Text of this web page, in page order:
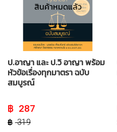
สินค้าหมดแล้ว
ป.อาญา และ ป.วิ อาญา พร้อม
หัวข้อเรื่องทุกมาตรา ฉบับ
สมบูรณ์
319
Original
price
was:
฿ 319.
287
Current
price
is:
฿ 287.